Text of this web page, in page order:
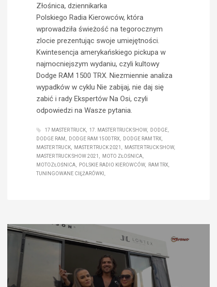
Złośnica, dziennikarka
Polskiego Radia Kierowców, która
wprowadziła świeżość na tegorocznym
zlocie prezentując swoje umiejętności.
Kwintesencja amerykańskiego pickupa w
najmocniejszym wydaniu, czyli kultowy
Dodge RAM 1500 TRX. Niezmiennie analiza
wypadków w cyklu Nie zabijaj, nie daj się
zabić i rady Ekspertów Na Osi, czyli
odpowiedzi na Wasze pytania.
17 MASTER TRUCK 17. MASTER TRUCK SHOW
DODGE
DODGE RAM
DODGE RAM 1500 TRX
DODGE RAM TRX
MASTER TRUCK
MASTER TRUCK 2021
MASTER TRUCK SHOW
MASTER TRUCK SHOW 2021
MOTO ZŁOŚNICA
MOTOZŁOŚNICA
POLSKIE RADIO KIEROWCÓW
RAM TRX
TUNINGOWANE CIĘŻARÓWKI